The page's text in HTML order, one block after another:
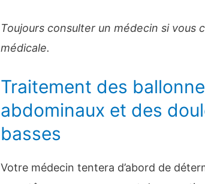
Toujours consulter un médecin si vous
médicale.
Traitement des
abdominaux et des
basses
Votre médecin tentera d’abord de